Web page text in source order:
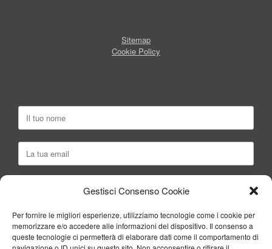
Gestisci Consenso Cookie
Per fornire le migliori esperienze, utilizziamo tecnologie come i cookie per
memorizzare e/o accedere alle informazioni del dispositivo. Il consenso a
queste tecnologie ci permetterà di elaborare dati come il comportamento di
Sitemap
Cookie Policy